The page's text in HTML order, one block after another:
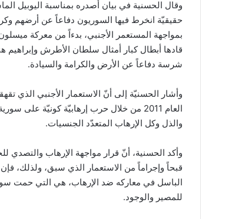
وقال الحسنية في بيان أصدره بمناسبة اليوبيل
حقيقيّة انخرط فيها السوريون دفاعاً عن أرضهم
بمواجهة المستعمر الأجنبي، بدءاً من معركة
قادها أبطال كبار أمثال سلطان الأطرش وإبراهيم
شرسة دفاعاً عن الأرض والكرامة والسيادة.
وأشار الحسنيّة إلى أنّ الاستعمار الأجنبي الذي
العام 2011 من خلال حرب إرهابيّة كونيّة
والذل وكل الإرهاب المتعدّد الجنسيات.
وأكد الحسنية، أنّ قرار مواجهة الإرهاب
قبحاً وإجراماً من الاستعمار الذي سبق، ولذلك،
الباسل في معاركه ضد الإرهاب، هي التي حمت
للمصير والوجود.